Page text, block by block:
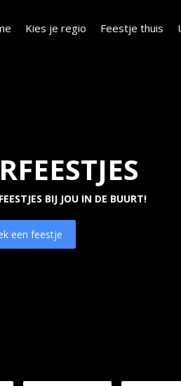
Kies je regio Feestje thuis
BIJ JOU IN DE BUURT!
een feestje